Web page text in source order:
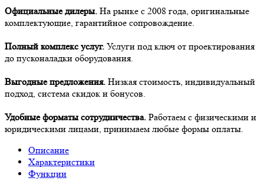
Официальные дилеры. На рынке с 2008 года, оригинальные
комплектующие, гарантийное сопровождение.
Полный комплекс услуг. Услуги под ключ от проектирования
до пусконаладки оборудования.
Выгодные предложения. Низкая стоимость, индивидуальный
подход, система скидок и бонусов.
Удобные форматы сотрудничества. Работаем с физическими и
юридическими лицами, принимаем любые формы оплаты.
Описание
Характеристики
Функции